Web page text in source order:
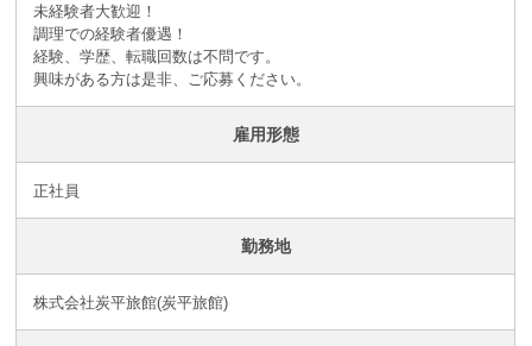
未経験者大歓迎！
調理での経験者優遇！
経験、学歴、転職回数は不問です。
興味がある方は是非、ご応募ください。
雇用形態
正社員
勤務地
株式会社炭平旅館(炭平旅館)